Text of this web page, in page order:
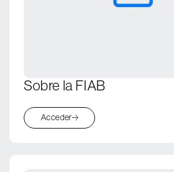
Sobre la FIAB
Acceder